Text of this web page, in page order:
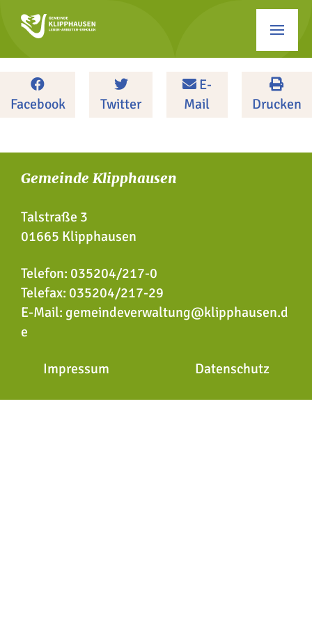
Facebook Twitter
E-
Mail
Drucken
Gemeinde Klipphausen
Talstraße 3
01665 Klipphausen
Telefon: 035204/217-0
Telefax: 035204/217-29
E-Mail: gemeindeverwaltung@klipphausen.d
e
Impressum Datenschutz